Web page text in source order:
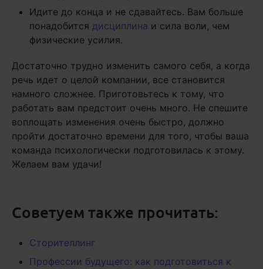
Идите до конца и не сдавайтесь. Вам больше
понадобится дисциплина и сила воли, чем
физические усилия.
Достаточно трудно изменить самого себя, а когда
речь идет о целой компании, все становится
намного сложнее. Приготовьтесь к тому, что
работать вам предстоит очень много. Не спешите
воплощать изменения очень быстро, должно
пройти достаточно времени для того, чтобы ваша
команда психологически подготовилась к этому.
Желаем вам удачи!
Советуем также прочитать:
Сторителлинг
Профессии будущего: как подготовиться к